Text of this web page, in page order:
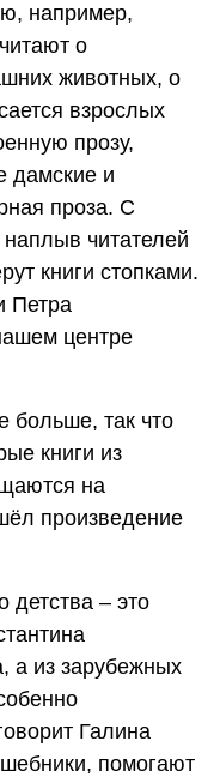
например,
о
животных, о
взрослых
прозу,
дамские и
проза. С
читателей
книги стопками.
Петра
центре
больше, так что
книги из
на
произведение
детства – это
а из зарубежных
Галина
помогают